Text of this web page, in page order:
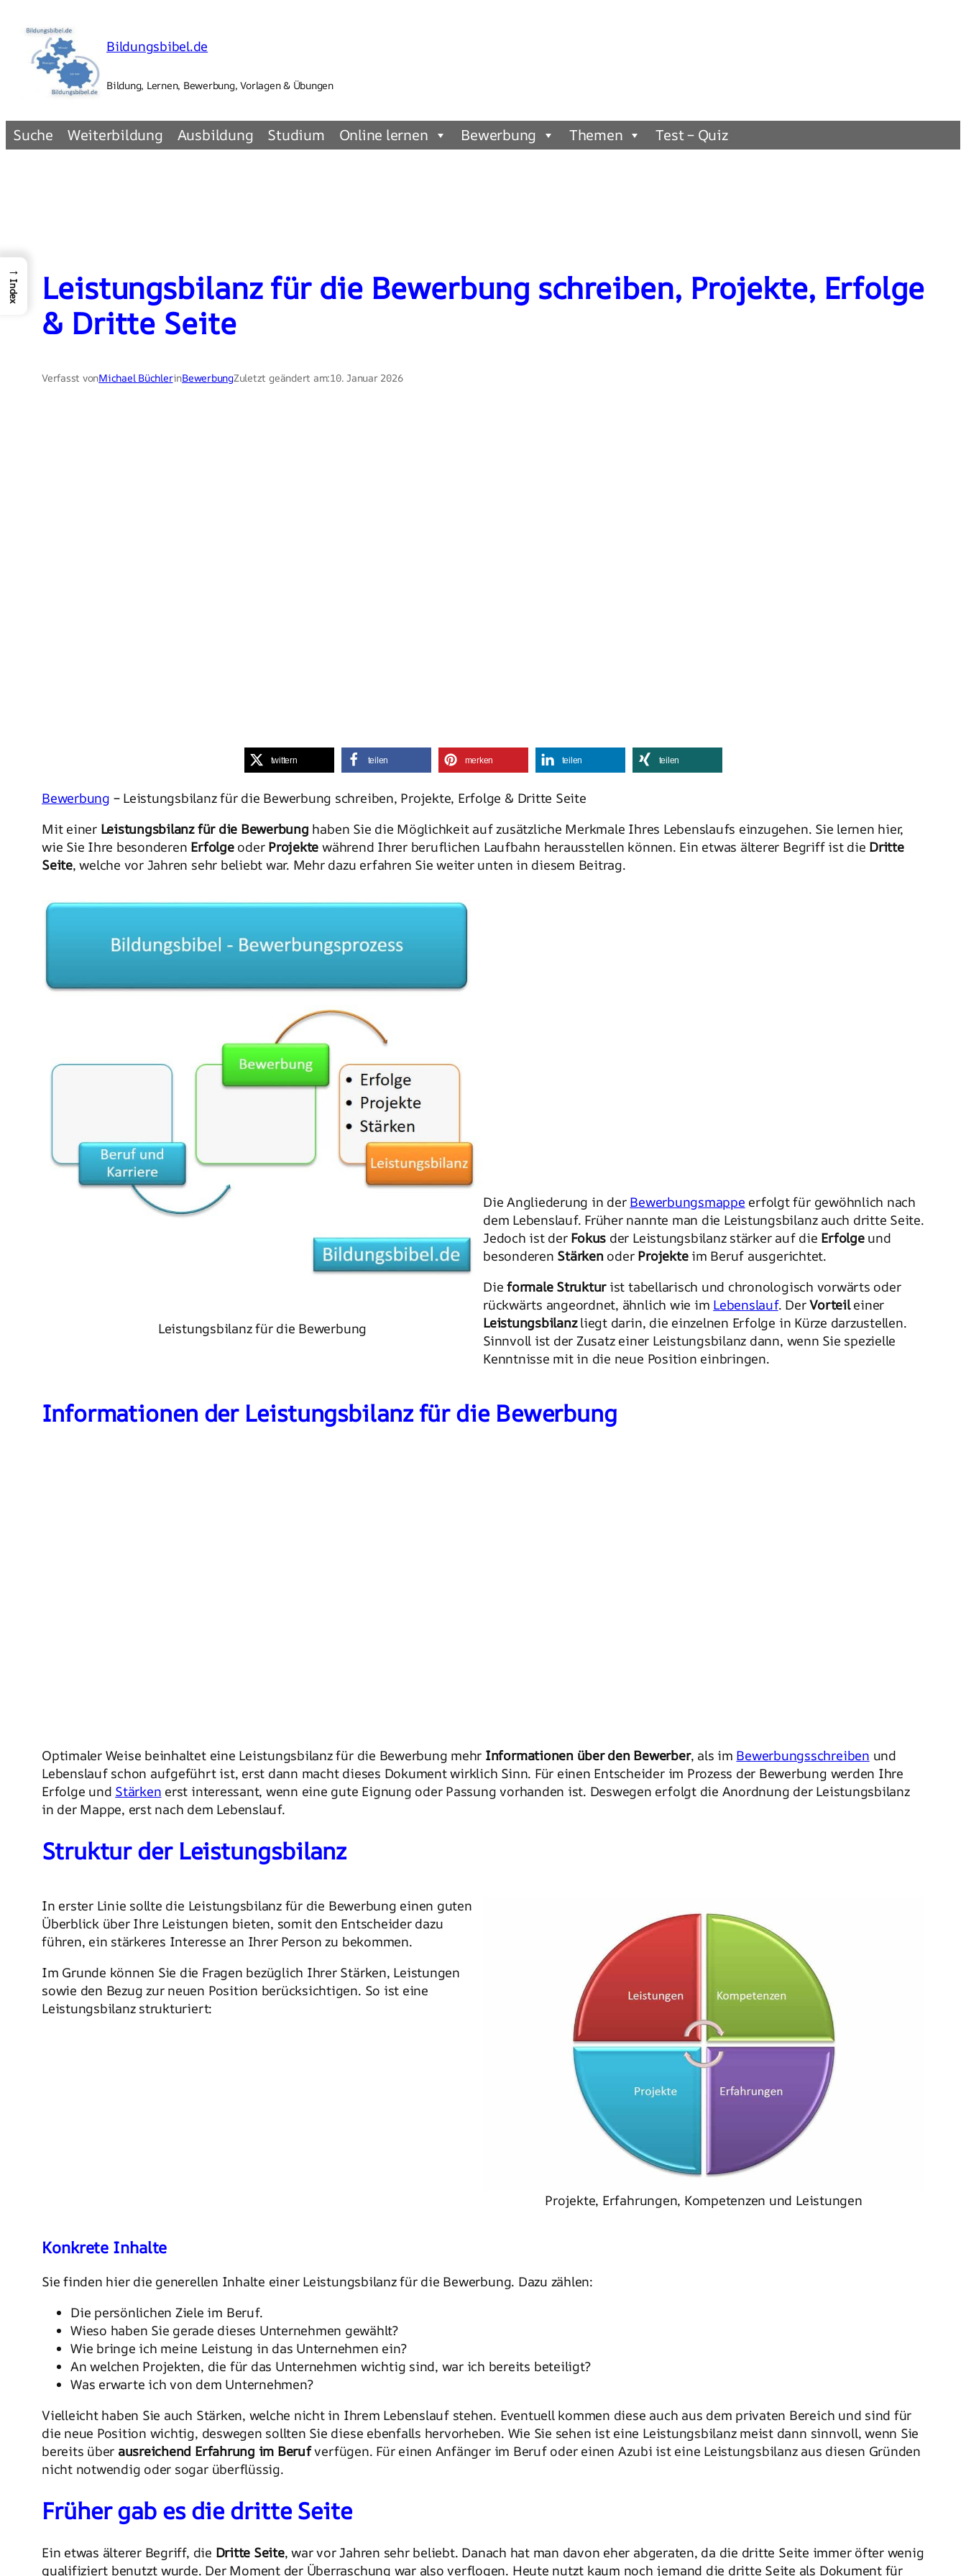
Inhalt
springen
Bildungsbibel.de
Bildung, Lernen, Bewerbung, Vorlagen & Übungen
Suche Weiterbildung Ausbildung Studium Online lernen Bewerbung Themen Test – Quiz
Leistungsbilanz für die Bewerbung schreiben, Projekte, Erfolge
& Dritte Seite
Verfasst vonMichael BüchlerinBewerbungZuletzt geändert am:10. Januar 2026
twittern teilen merken teilen teilen
Bewerbung – Leistungsbilanz für die Bewerbung schreiben, Projekte, Erfolge & Dritte Seite
Mit einer Leistungsbilanz für die Bewerbung haben Sie die Möglichkeit auf zusätzliche Merkmale Ihres Lebenslaufs einzugehen. Sie lernen hier,
wie Sie Ihre besonderen Erfolgeoder Projekte während Ihrer beruflichen Laufbahn herausstellen können. Ein etwas älterer Begriff ist die Dritte
Seite, welche vor Jahren sehr beliebt war. Mehr dazu erfahren Sie weiter unten in diesem Beitrag.
Leistungsbilanz für die Bewerbung
Die Angliederung in der Bewerbungsmappe erfolgt für gewöhnlich nach
dem Lebenslauf. Früher nannte man die Leistungsbilanz auch dritte Seite.
Jedoch ist der Fokus der Leistungsbilanz stärker auf die Erfolge und
besonderen Stärken oderProjekteim Beruf ausgerichtet.
Dieformale Strukturist tabellarisch und chronologisch vorwärts oder
rückwärts angeordnet, ähnlich wie im Lebenslauf. DerVorteileiner
Leistungsbilanzliegt darin, die einzelnen Erfolge in Kürze darzustellen.
Sinnvoll ist der Zusatz einer Leistungsbilanz dann, wenn Sie spezielle
Kenntnisse mit in die neue Position einbringen.
Informationen der Leistungsbilanz für die Bewerbung
Optimaler Weise beinhaltet eine Leistungsbilanz für die Bewerbung mehr Informationen über den Bewerber, als im Bewerbungsschreiben und
Lebenslauf schon aufgeführt ist, erst dann macht dieses Dokument wirklich Sinn. Für einen Entscheider im Prozess der Bewerbung werden Ihre
Erfolge und Stärken erst interessant, wenn eine gute Eignung oder Passung vorhanden ist. Deswegen erfolgt die Anordnung der Leistungsbilanz
in der Mappe, erst nach dem Lebenslauf.
Struktur der Leistungsbilanz
In erster Linie sollte die Leistungsbilanz für die Bewerbung einen guten
Überblick über Ihre Leistungen bieten, somit den Entscheider dazu
führen, ein stärkeres Interesse an Ihrer Person zu bekommen.
Im Grunde können Sie die Fragen bezüglich Ihrer Stärken, Leistungen
sowie den Bezug zur neuen Position berücksichtigen. So ist eine
Leistungsbilanz strukturiert:
Projekte, Erfahrungen, Kompetenzen und Leistungen
Konkrete Inhalte
Sie finden hier die generellen Inhalte einer Leistungsbilanz für die Bewerbung. Dazu zählen:
Die persönlichen Ziele im Beruf.
Wieso haben Sie gerade dieses Unternehmen gewählt?
Wie bringe ich meine Leistung in das Unternehmen ein?
An welchen Projekten, die für das Unternehmen wichtig sind, war ich bereits beteiligt?
Was erwarte ich von dem Unternehmen?
Vielleicht haben Sie auch Stärken, welche nicht in Ihrem Lebenslauf stehen. Eventuell kommen diese auch aus dem privaten Bereich und sind für
die neue Position wichtig, deswegen sollten Sie diese ebenfalls hervorheben. Wie Sie sehen ist eine Leistungsbilanz meist dann sinnvoll, wenn Sie
bereits über ausreichend Erfahrung im Berufverfügen. Für einen Anfänger im Beruf oder einen Azubi ist eine Leistungsbilanz aus diesen Gründen
nicht notwendig oder sogar überflüssig.
Früher gab es die dritte Seite
Ein etwas älterer Begriff, die Dritte Seite, war vor Jahren sehr beliebt. Danach hat man davon eher abgeraten, da die dritte Seite immer öfter wenig
qualifiziert benutzt wurde. Der Moment der Überraschung war also verflogen. Heute nutzt kaum noch jemand die dritte Seite als Dokument für
→
Index